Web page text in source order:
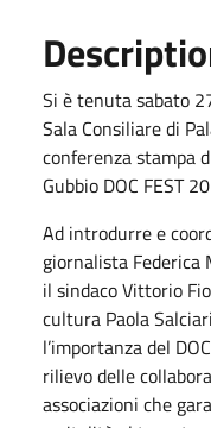
Si è tenuta sabato
Sala Consiliare di
conferenza stampa
Gubbio DOC FEST
Ad introdurre e
giornalista Federica
il sindaco Vittorio
cultura Paola
l’importanza del
rilievo delle
associazioni che